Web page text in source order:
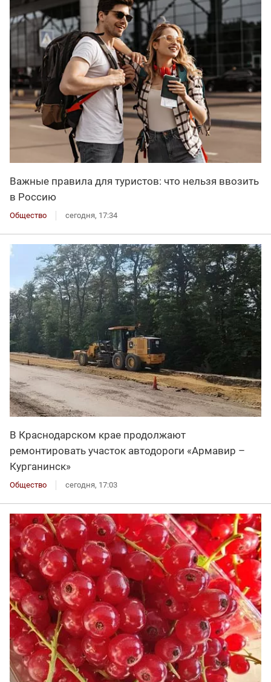
Важные правила для туристов: что нельзя ввозить
в Россию
Общество сегодня, 17:34
В Краснодарском крае продолжают
ремонтировать участок автодороги «Армавир –
Курганинск»
Общество сегодня, 17:03